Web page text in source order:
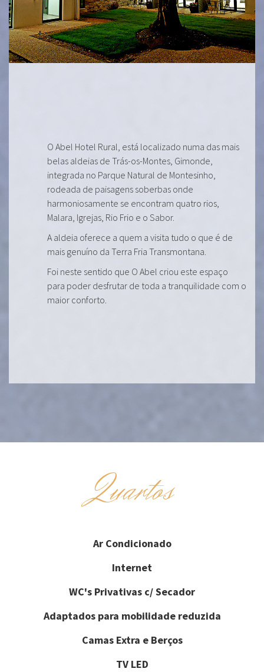
O Abel Hotel Rural, está localizado numa das mais
belas aldeias de Trás-os-Montes, Gimonde,
integrada no Parque Natural de Montesinho,
rodeada de paisagens soberbas onde
harmoniosamente se encontram quatro rios,
Malara, Igrejas, Rio Frio e o Sabor.
A aldeia oferece a quem a visita tudo o que é de
mais genuíno da Terra Fria Transmontana.
Foi neste sentido que O Abel criou este espaço
para poder desfrutar de toda a tranquilidade com o
maior conforto.
Quartos
Ar Condicionado
Internet
WC's Privativas c/ Secador
Adaptados para mobilidade reduzida
Camas Extra e Berços
TV LED